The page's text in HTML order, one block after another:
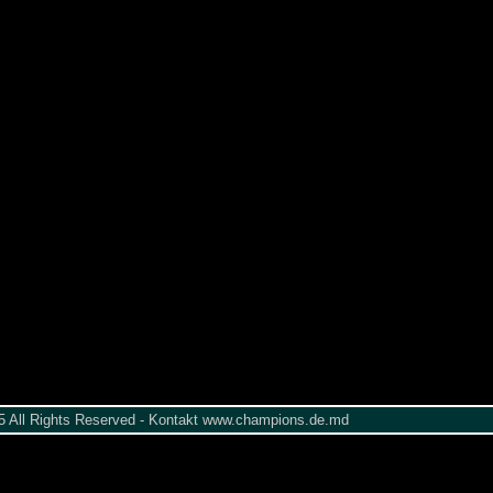
Rights Reserved - Kontakt www.champions.de.md